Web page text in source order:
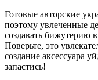
Готовые авторские
поэтому увлеченные
создавать бижутерию
Поверьте, это
создание аксессуара
запастись!